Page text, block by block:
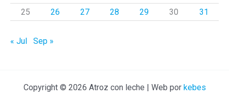
25
26 27 28 29 30 31
« Jul Sep »
Copyright © 2026 Atroz con leche | Web por kebes